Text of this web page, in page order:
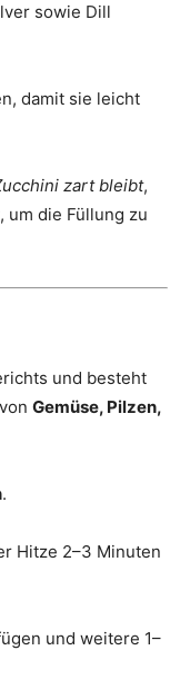
sowie Dill
damit sie leicht
zart bleibt,
um die Füllung zu
und besteht
Gemüse, Pilzen,
.
Hitze 2–3 Minuten
und weitere 1–